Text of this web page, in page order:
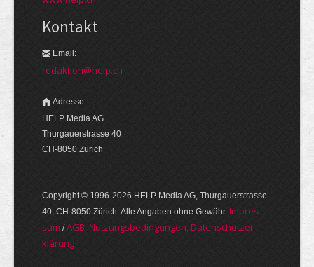
Kontakt
Email:
redaktion@help.ch
Adresse:
HELP Media AG
Thurgauerstrasse 40
CH-8050 Zürich
Copyright © 1996-2026 HELP Media AG, Thurgauer­strasse
40, CH-8050 Zürich. Alle Angaben ohne Gewähr. Im­pres­
sum /AGB, Nut­zungs­bedin­gungen, Daten­schutz­er­
klärung